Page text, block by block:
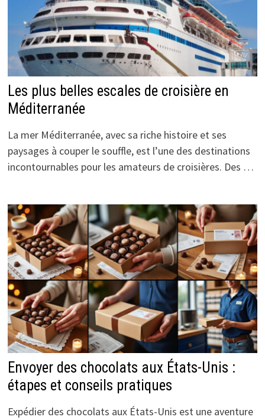
Les plus belles escales de croisière en
Méditerranée
La mer Méditerranée, avec sa riche histoire et ses
paysages à couper le souffle, est l’une des destinations
incontournables pour les amateurs de croisières. Des …
Envoyer des chocolats aux États-Unis :
étapes et conseils pratiques
Expédier des chocolats aux États-Unis est une aventure